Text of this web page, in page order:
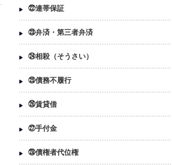
㉒連帯保証
㉓弁済・第三者弁済
㉔相殺（そうさい）
㉕債務不履行
㉖賃貸借
㉗手付金
㉘債権者代位権